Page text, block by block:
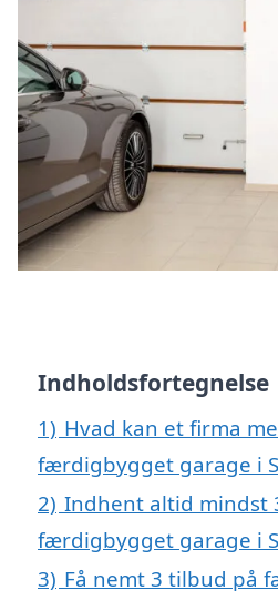
Indholdsfortegnelse
1) Hvad kan et firma
færdigbygget garage i
2) Indhent altid mindst
færdigbygget garage i
3) Få nemt 3 tilbud på